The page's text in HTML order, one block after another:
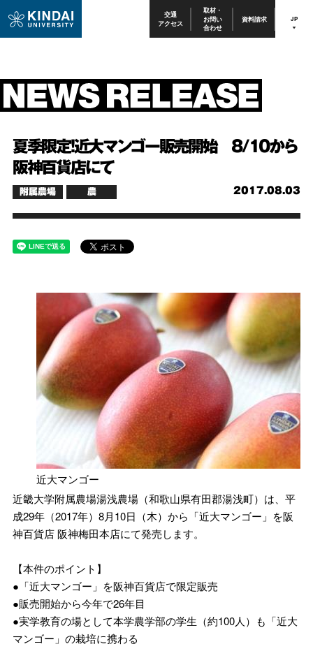
交通
アクセス
取材・
お問い
合わせ
資料請求 JP
夏季限定！近大マンゴー販売開始 8/10から
阪神百貨店にて
2017.08.03
附属農場 農
近大マンゴー
近畿大学附属農場湯浅農場（和歌山県有田郡湯浅町）は、平
成29年（2017年）8月10日（木）から「近大マンゴー」を阪
神百貨店 阪神梅田本店にて発売します。
【本件のポイント】
●「近大マンゴー」を阪神百貨店で限定販売
●販売開始から今年で26年目
●実学教育の場として本学農学部の学生（約100人）も「近大
マンゴー」の栽培に携わる